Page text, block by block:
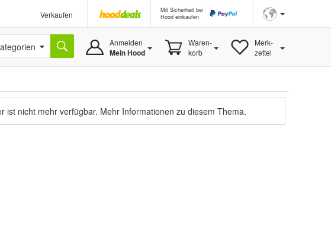
Verkaufen
Mit Sicherheit bei
Hood einkaufen
Anmelden
Mein Hood
Waren-
korb
Merk-
zettel
ist nicht mehr verfügbar. Mehr Informationen zu diesem Thema.